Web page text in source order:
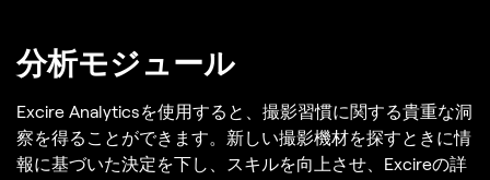
分析モジュール
Excire Analyticsを使用すると、撮影習慣に関する貴重な洞
察を得ることができます。新しい撮影機材を探すときに情
報に基づいた決定を下し、スキルを向上させ、Excireの詳